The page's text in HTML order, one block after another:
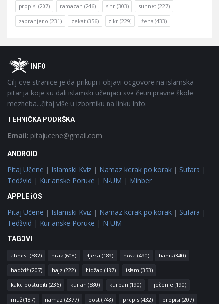
propisi (207) ramazan (246) sihr (303) sunnet (227)
zabranjeno (231) zekat (356) zikr (229) žena (433)
FooterOINFO
Cilj ove stranice je da prikupi i objavi odgovore na islamska
pitanja koje su dali islamski učenjaci sve četiri pravne škole-
mezheba...čitaj više u izborniku na linku Info.
TEHNIČKA PODRŠKA
Email: pitajucene@gmail.com
ANDROID
Pitaj Učene | Islamski Kviz | Namaz korak po korak | Sufara |
Tedžvid | Kur'anske Poruke | N-UM | Minber
APPLE iOS
Pitaj Učene | Islamski Kviz | Namaz korak po korak | Sufara |
Tedžvid | Kur'anske Poruke | N-UM
TAGOVI
abdest (582) brak (608) djeca (189) dova (490) hadis (340)
hadždž (207) hajz (222) hidžab (187) islam (353)
kako postupiti (236) kur'an (580) kurban (190) liječenje (190)
muž (187) namaz (2377) post (748) propis (432) propisi (207)